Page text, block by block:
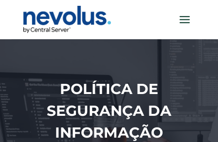
Conteúdo
POLÍTICA DE
SEGURANÇA DA
INFORMAÇÃO